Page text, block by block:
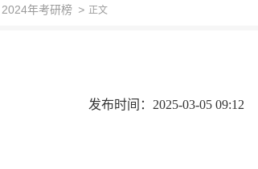
2024年考研榜 > 正文
发布时间：2025-03-05 09:12